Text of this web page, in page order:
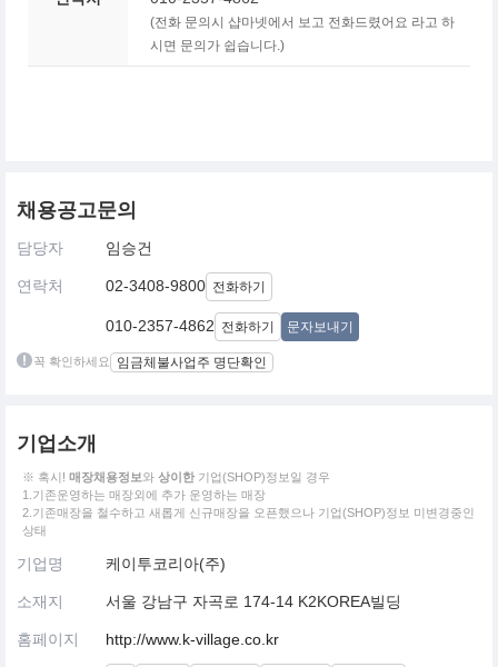
(전화 문의시 샵마넷에서 보고 전화드렸어요 라고 하
시면 문의가 쉽습니다.)
채용공고문의
담당자 임승건
연락처 02-3408-9800 전화하기
010-2357-4862 전화하기 문자보내기
꼭 확인하세요 임금체불사업주 명단확인
기업소개
※ 혹시! 매장채용정보와 상이한 기업(SHOP)정보일 경우
1.기존운영하는 매장외에 추가 운영하는 매장
2.기존매장을 철수하고 새롭게 신규매장을 오픈했으나 기업(SHOP)정보 미변경중인
상태
기업명 케이투코리아(주)
소재지 서울 강남구 자곡로 174-14 K2KOREA빌딩
홈페이지 http://www.k-village.co.kr